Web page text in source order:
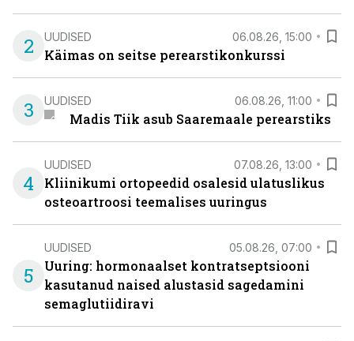
2 UUDISED 06.08.26, 15:00
Käimas on seitse perearstikonkurssi
3 UUDISED 06.08.26, 11:00
Madis Tiik asub Saaremaale perearstiks
4
UUDISED 07.08.26, 13:00
Kliinikumi ortopeedid osalesid ulatuslikus
osteoartroosi teemalises uuringus
5
UUDISED 05.08.26, 07:00
Uuring: hormonaalset kontratseptsiooni
kasutanud naised alustasid sagedamini
semaglutiidiravi